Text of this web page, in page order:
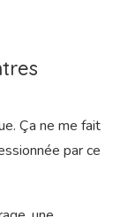
mes
la
plus ailleurs,